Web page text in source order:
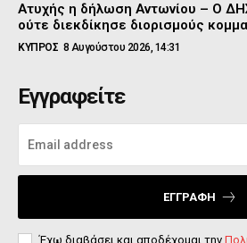
Ατυχής η δήλωση Αντωνίου – Ο
ούτε διεκδίκησε διορισμούς
ΚΥΠΡΟΣ 8 Αυγούστου 2026, 14:31
Εγγραφείτε
ΕΓΓΡΑΦΉ
Έχω διαβάσει και αποδέχομαι την